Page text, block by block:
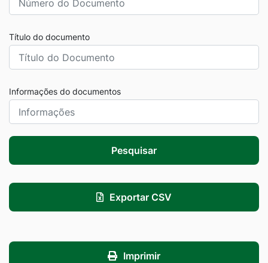
Título do documento
Informações do documentos
Pesquisar
Exportar CSV
Imprimir